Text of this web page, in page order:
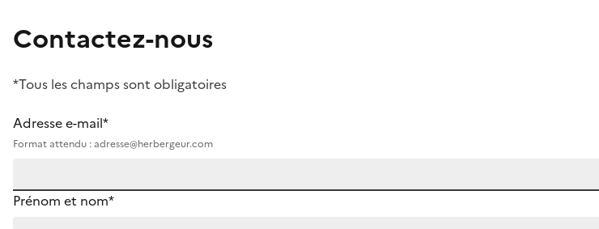
Contactez-nous
*Tous les champs sont obligatoires
Adresse e-mail*
Format attendu : adresse@herbergeur.com
Prénom et nom*